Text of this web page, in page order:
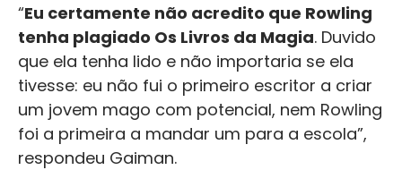
“Eu certamente não acredito que Rowling
tenha plagiado Os Livros da Magia. Duvido
que ela tenha lido e não importaria se ela
tivesse: eu não fui o primeiro escritor a criar
um jovem mago com potencial, nem Rowling
foi a primeira a mandar um para a escola”,
respondeu Gaiman.